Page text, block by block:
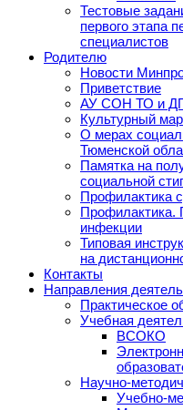
Тестовые
первого этапа
специалистов
Родителю
Новости
Приветствие
АУ СОН ТО и
Культурный
О мерах
Тюменской
Памятка на
социальной
Профилактика
Профилактика.
инфекции
Типовая
на
Контакты
Направления
Практическое
Учебная
ВСОКО
Научно-
Учебно-